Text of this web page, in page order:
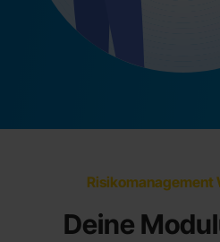
Risikomanagement
Deine